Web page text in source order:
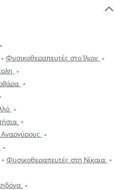
Φυσικοθεραπευτές στο Ίλιον
Φυσικοθεραπευτές στη Νίκαια